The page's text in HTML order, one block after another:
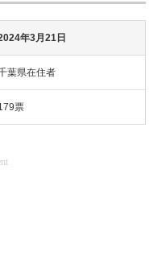
年3月21日
葉県在住者
票